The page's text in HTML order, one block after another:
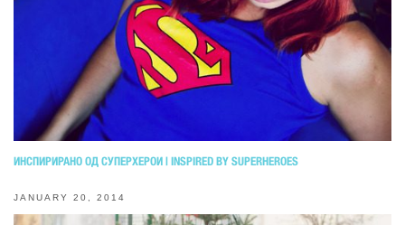
ИНСПИРИРАНО ОД СУПЕРХЕРОИ | INSPIRED BY SUPERHEROES
JANUARY 20, 2014